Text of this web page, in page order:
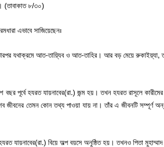
(তাবাকাত ৮/৩০)
এভাবে সাজিয়েছেনঃ
যথাক্রমে আত-তায়্যিব ও আত-তাহির। আর বড় মেয়ে রুকাইয়্যা,
বছর পূর্বে হযরত যায়নাবের(রা.) জন্ম হয়। তখন হযরত রাসূলে
জীবনের তেমন কোন তথ্য পাওয়া যায় না। তাঁর এ জীবনটি সম্পূর্ণ
যায়নাবের(রা.) বিয়ে অল্প বয়সে অনুষ্ঠিত হয়। তখনও পিতা